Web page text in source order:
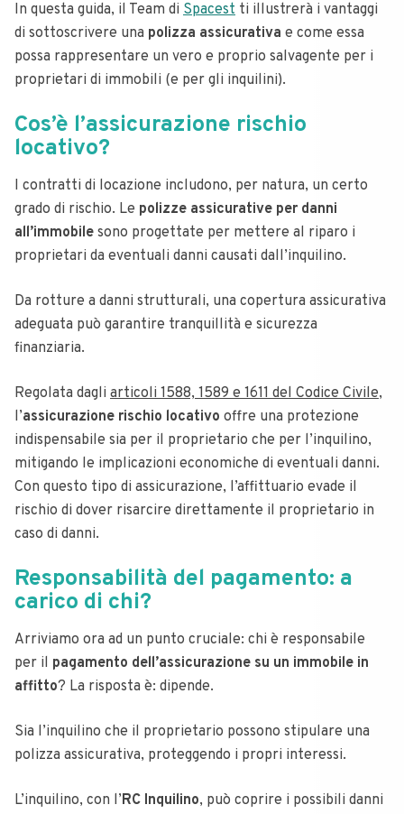
In questa guida, il Team di Spacest ti illustrerà i vantaggi
di sottoscrivere una polizza assicurativa e come essa
possa rappresentare un vero e proprio salvagente per i
proprietari di immobili (e per gli inquilini).
Cos’è l’assicurazione rischio
locativo?
I contratti di locazione includono, per natura, un certo
grado di rischio. Le polizze assicurative per danni
all’immobile sono progettate per mettere al riparo i
proprietari da eventuali danni causati dall’inquilino.
Da rotture a danni strutturali, una copertura assicurativa
adeguata può garantire tranquillità e sicurezza
finanziaria.
Regolata dagli articoli 1588, 1589 e 1611 del Codice Civile,
l’assicurazione rischio locativo offre una protezione
indispensabile sia per il proprietario che per l’inquilino,
mitigando le implicazioni economiche di eventuali danni.
Con questo tipo di assicurazione, l’affittuario evade il
rischio di dover risarcire direttamente il proprietario in
caso di danni.
Responsabilità del pagamento: a
carico di chi?
Arriviamo ora ad un punto cruciale: chi è responsabile
per il pagamento dell’assicurazione su un immobile in
affitto? La risposta è: dipende.
Sia l’inquilino che il proprietario possono stipulare una
polizza assicurativa, proteggendo i propri interessi.
L’inquilino, con l’RC Inquilino, può coprire i possibili danni